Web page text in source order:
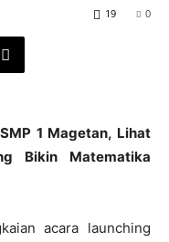
0
19
1 Magetan, Lihat
Bikin Matematika
acara launching